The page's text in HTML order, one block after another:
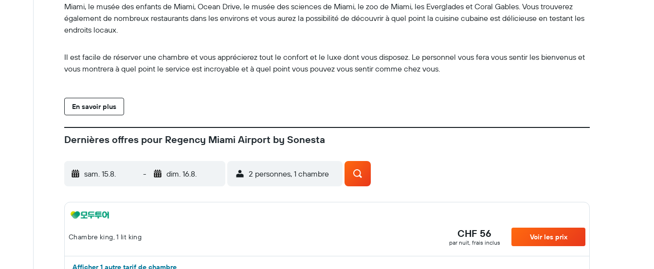
Miami, le musée des enfants de Miami, Ocean Drive, le musée des sciences de Miami, le zoo de Miami, les Everglades et Coral Gables. Vous trouverez
également de nombreux restaurants dans les environs et vous aurez la possibilité de découvrir à quel point la cuisine cubaine est délicieuse en testant les
endroits locaux.
Il est facile de réserver une chambre et vous apprécierez tout le confort et le luxe dont vous disposez. Le personnel vous fera vous sentir les bienvenus et
vous montrera à quel point le service est incroyable et à quel point vous pouvez vous sentir comme chez vous.
En savoir plus
Dernières offres pour Regency Miami Airport by Sonesta
sam. 15.8. - dim. 16.8. 2 personnes, 1 chambre
Chambre king, 1 lit king CHF 56
par nuit, frais inclus
Voir les prix
Afficher 1 autre tarif de chambre